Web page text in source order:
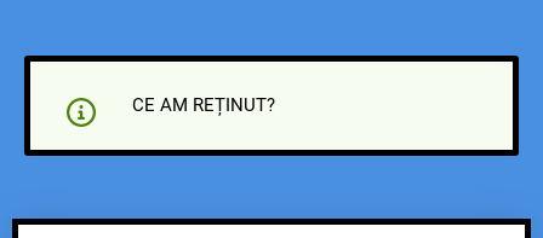
CE AM REȚINUT?